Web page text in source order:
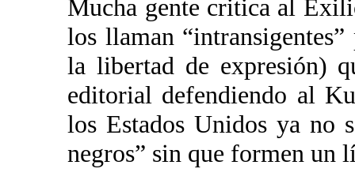
Mucha gente critica al
los llaman
la libertad de expresión)
editorial defendiendo al
los Estados Unidos ya no
negros” sin que formen un